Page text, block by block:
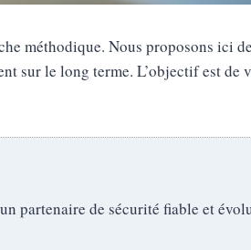
méthodique. Nous proposons ici
sur le long terme. L’objectif est de
partenaire de sécurité fiable et